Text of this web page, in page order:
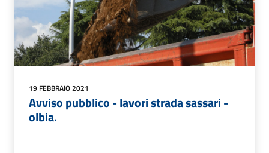
19 FEBBRAIO 2021
Avviso pubblico - lavori strada sassari -
olbia.